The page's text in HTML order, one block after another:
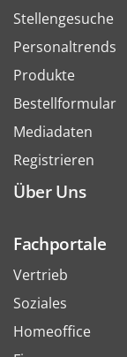
Stellengesuche
Personaltrends
Produkte
Bestellformular
Mediadaten
Registrieren
Über Uns
Fachportale
Vertrieb
Soziales
Homeoffice